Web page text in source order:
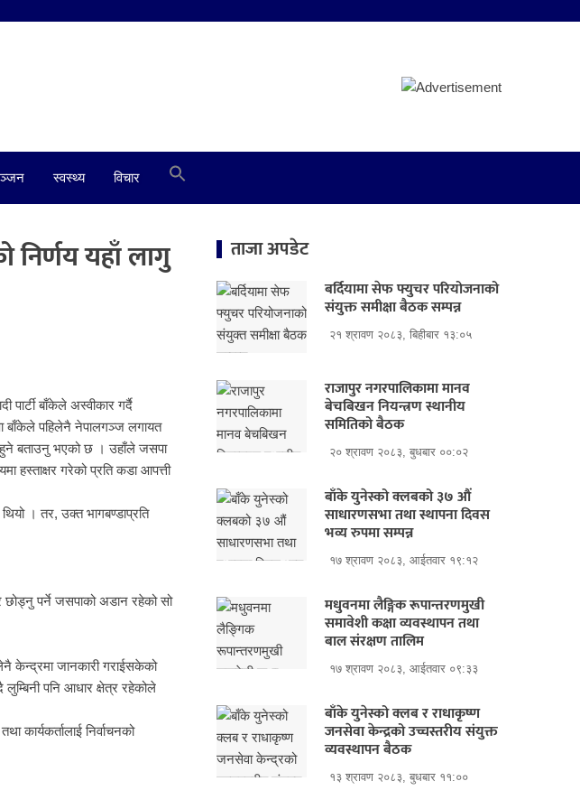
स्वस्थ्य विचार
निर्णय यहाँ लागु
बाँकेले अस्वीकार गर्दै
बाँकेले पहिलेनै नेपालगञ्ज लगायत
बताउनु भएको छ । उहाँले जसपा
हस्ताक्षर गरेको प्रति कडा आपत्ती
। तर, उक्त भागबण्डाप्रति
छोड्नु पर्ने जसपाको अडान रहेको सो
केन्द्रमा जानकारी गराईसकेको
पनि आधार क्षेत्र रहेकोले
कार्यकर्तालाई निर्वाचनको
ताजा अपडेट
बर्दियामा सेफ फ्युचर परियोजनाको
संयुक्त समीक्षा बैठक सम्पन्न
२१ श्रावण २०८३, बिहीबार १३:०५
राजापुर नगरपालिकामा मानव
बेचबिखन नियन्त्रण स्थानीय
समितिको बैठक
२० श्रावण २०८३, बुधबार ००:०२
बाँके युनेस्को क्लबको ३७ औं
साधारणसभा तथा स्थापना दिवस
भव्य रुपमा सम्पन्न
१७ श्रावण २०८३, आईतवार १९:१२
मधुवनमा लैङ्गिक रूपान्तरणमुखी
समावेशी कक्षा व्यवस्थापन तथा
बाल संरक्षण तालिम
१७ श्रावण २०८३, आईतवार ०९:३३
बाँके युनेस्को क्लब र राधाकृष्ण
जनसेवा केन्द्रको उच्चस्तरीय संयुक्त
व्यवस्थापन बैठक
१३ श्रावण २०८३, बुधबार ११:००